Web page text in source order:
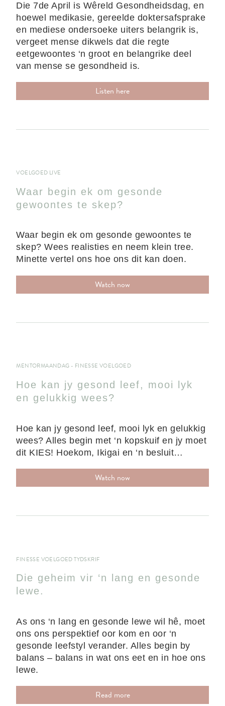
Die 7de April is Wêreld Gesondheidsdag, en
hoewel medikasie, gereelde doktersafsprake
en mediese ondersoeke uiters belangrik is,
vergeet mense dikwels dat die regte
eetgewoontes ‘n groot en belangrike deel
van mense se gesondheid is.
Listen here
VOELGOED LIVE
Waar begin ek om gesonde
gewoontes te skep?
Waar begin ek om gesonde gewoontes te
skep? Wees realisties en neem klein tree.
Minette vertel ons hoe ons dit kan doen.
Watch now
MENTORMAANDAG - FINESSE VOELGOED
Hoe kan jy gesond leef, mooi lyk
en gelukkig wees?
Hoe kan jy gesond leef, mooi lyk en gelukkig
wees? Alles begin met ‘n kopskuif en jy moet
dit KIES! Hoekom, Ikigai en ‘n besluit…
Watch now
FINESSE VOELGOED TYDSKRIF
Die geheim vir ‘n lang en gesonde
lewe.
As ons ‘n lang en gesonde lewe wil hê, moet
ons ons perspektief oor kom en oor ‘n
gesonde leefstyl verander. Alles begin by
balans – balans in wat ons eet en in hoe ons
lewe.
Read more